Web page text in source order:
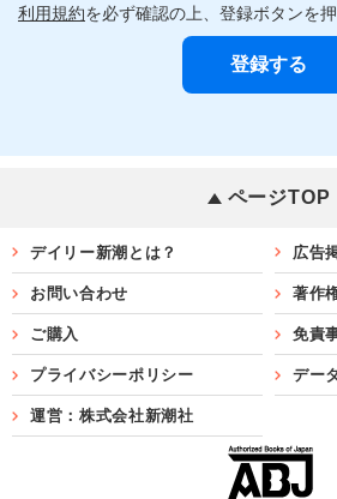
利用規約を必ず確認の上、登録ボタンを押
ページTOP
デイリー新潮とは？ 広告
お問い合わせ 著作
ご購入 免責
プライバシーポリシー デー
運営：株式会社新潮社